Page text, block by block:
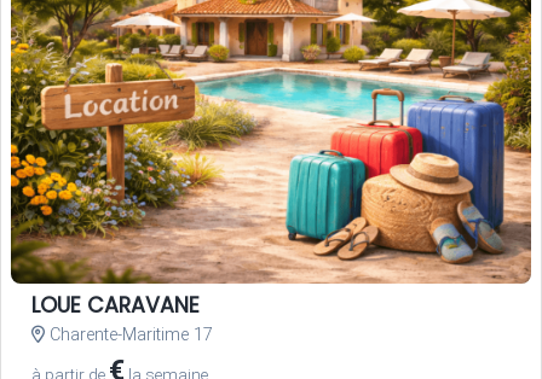
LOUE CARAVANE
Charente-Maritime 17
à partir de € la semaine